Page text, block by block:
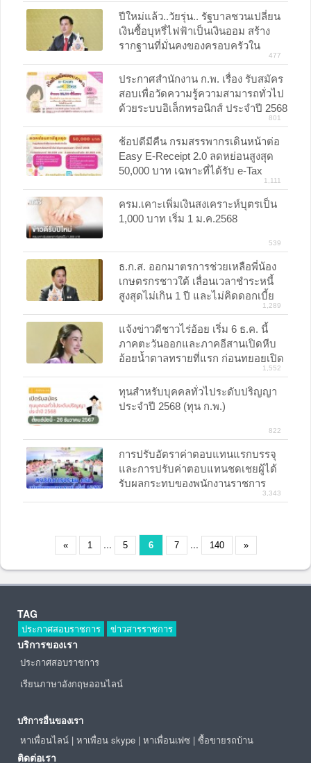
ปีใหม่แล้ว..วัยรุ่น.. รัฐบาลชวนเปลี่ยน
เงินซื้อบุหรี่ไฟฟ้าเป็นเงินออม สร้าง
รากฐานที่มั่นคงของครอบครัวใน
477
ประกาศสำนักงาน ก.พ. เรื่อง รับสมัคร
สอบเพื่อวัดความรู้ความสามารถทั่วไป
ด้วยระบบอิเล็กทรอนิกส์ ประจำปี 2568
801
ช้อปดีมีคืน กรมสรรพากรเดินหน้าต่อ
Easy E-Receipt 2.0 ลดหย่อนสูงสุด
50,000 บาท เฉพาะที่ได้รับ e-Tax
Invoice หรือ e-Receipt เท่านั้น เริ่ม 16
มกราคม 2568 ถึง 28 กุมภาพันธ์ 2568
1,111
ครม.เคาะเพิ่มเงินสงเคราะห์บุตรเป็น
1,000 บาท เริ่ม 1 ม.ค.2568
539
ธ.ก.ส. ออกมาตรการช่วยเหลือพี่น้อง
เกษตรกรชาวใต้ เลื่อนเวลาชำระหนี้
สูงสุดไม่เกิน 1 ปี และไม่คิดดอกเบี้ย
ปรับเกษตรกรแจ้งความประสงค์ได้ที่
ธ.ก.ส ในพื้นที่ ถึง 31 มกราคม 2568
1,289
แจ้งข่าวดีชาวไร่อ้อย เริ่ม 6 ธ.ค. นี้
ภาคตะวันออกและภาคอีสานเปิดหีบ
อ้อยน้ำตาลทรายที่แรก ก่อนทยอยเปิด
ภาคเหนือภาคกลาง คาดจำนวนอ้อย
เพิ่มขึ้นจากปีก่อน 13.40%
1,552
ทุนสำหรับบุคคลทั่วไประดับปริญญา
ประจำปี 2568 (ทุน ก.พ.)
822
การปรับอัตราค่าตอบแทนแรกบรรจุ
และการปรับค่าตอบแทนชดเชยผู้ได้
รับผลกระทบของพนักงานราชการ
(ตามมติคณะรัฐมนตรีเมื่อวันที่ 283,343
« 1 ... 5 6 7 ... 140 »
TAG
ประกาศสอบราชการ ข่าวสารราชการ
บริการของเรา
ประกาศสอบราชการ
เรียนภาษาอังกฤษออนไลน์
บริการอื่นของเรา
หาเพื่อนไลน์ | หาเพื่อน skype | หาเพื่อนเฟซ | ซื้อขายรถบ้าน
ติดต่อเรา